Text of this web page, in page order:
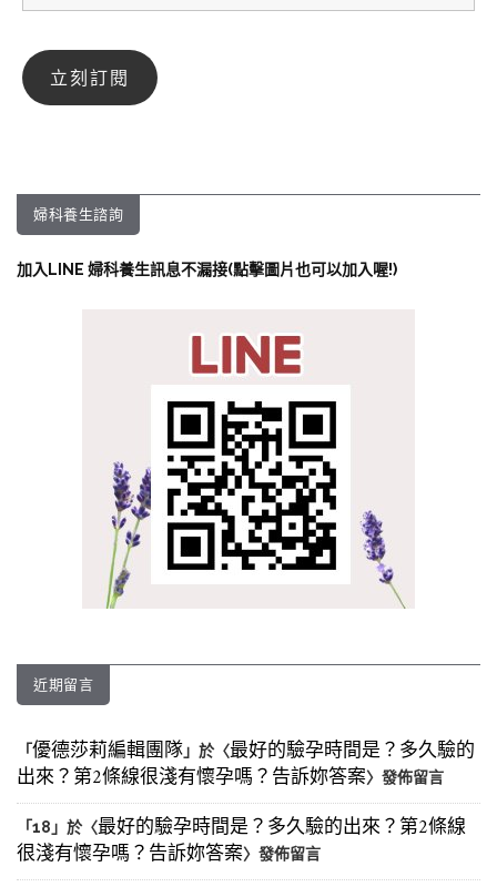
婦科養生諮詢
加入LINE 婦科養生訊息不漏接(點擊圖片也可以加入喔!)
近期留言
「優德莎莉編輯團隊」於〈最好的驗孕時間是？多久驗的
出來？第2條線很淺有懷孕嗎？告訴妳答案〉發佈留言
「18 」於〈最好的驗孕時間是？多久驗的出來？第2條線
很淺有懷孕嗎？告訴妳答案〉發佈留言